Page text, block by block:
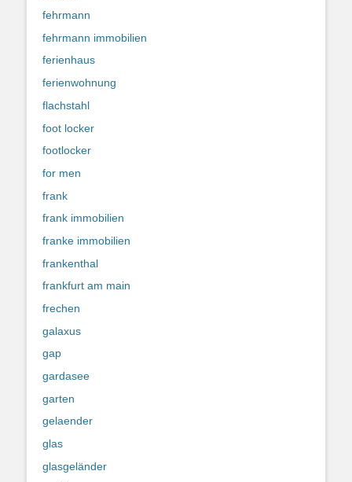
fehrmann
fehrmann immobilien
ferienhaus
ferienwohnung
flachstahl
foot locker
footlocker
for men
frank
frank immobilien
franke immobilien
frankenthal
frankfurt am main
frechen
galaxus
gap
gardasee
garten
gelaender
glas
glasgeländer